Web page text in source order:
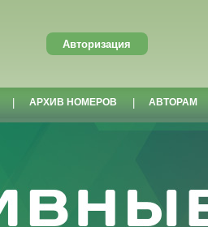
АРХИВ НОМЕРОВ АВТОРАМ